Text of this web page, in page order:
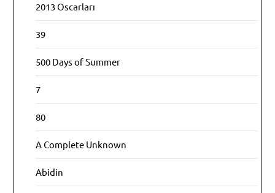
2013 Oscarları
39
500 Days of Summer
7
80
A Complete Unknown
Abidin